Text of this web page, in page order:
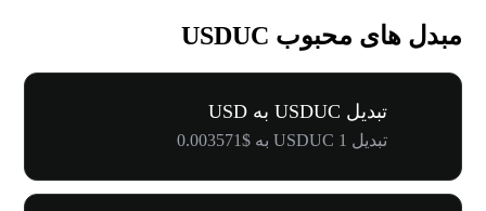
مبدل های محبوب USDUC
تبدیل USDUC به USD
تبدیل 1 USDUC به $0.003571